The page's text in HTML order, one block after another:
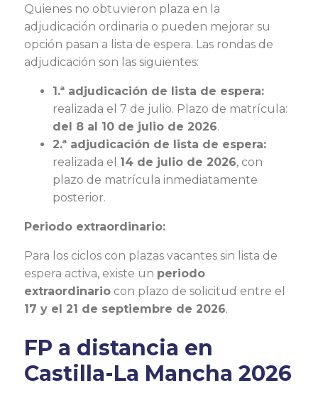
Quienes no obtuvieron plaza en la
adjudicación ordinaria o pueden mejorar su
opción pasan a lista de espera. Las rondas de
adjudicación son las siguientes:
1.ª adjudicación de lista de espera:
realizada el 7 de julio. Plazo de matrícula:
del 8 al 10 de julio de 2026.
2.ª adjudicación de lista de espera:
realizada el 14 de julio de 2026, con
plazo de matrícula inmediatamente
posterior.
Periodo extraordinario:
Para los ciclos con plazas vacantes sin lista de
espera activa, existe un periodo
extraordinario con plazo de solicitud entre el
17 y el 21 de septiembre de 2026.
FP a distancia en
Castilla-La Mancha 2026